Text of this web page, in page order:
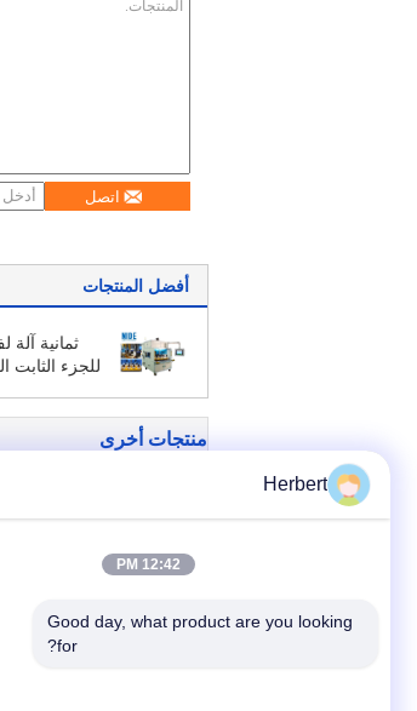
اتصل
أفضل المنتجات
ثمانية
للجزء الثابت
منتجات أخرى
آلة إدخال لفائف
المحرك الأوتوماتيكية
ذات الحجم المتوسط
Herbert
12:42 PM
Good day, what product are you looking
for?